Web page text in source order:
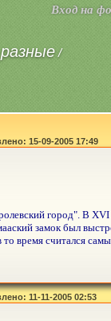
Вход на
/
15-09-2005 17:49
город". В
замок был
то время считался
11-11-2005 02:53